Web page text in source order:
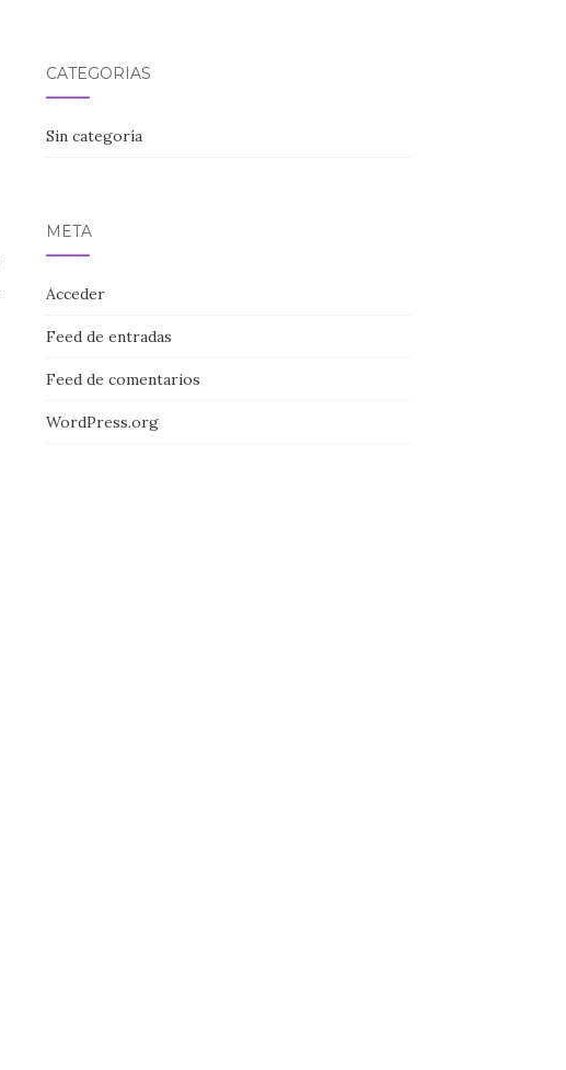
CATEGORÍAS
Sin categoría
META
Acceder
Feed de entradas
Feed de comentarios
WordPress.org